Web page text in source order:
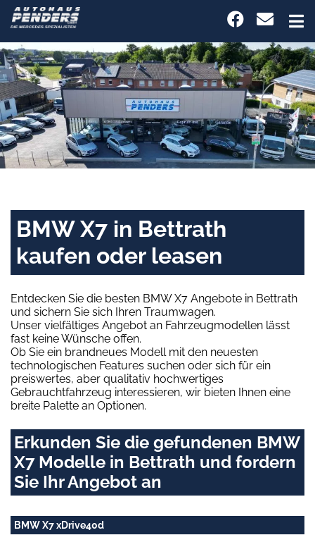
BMW X7 in Bettrath
kaufen oder leasen
Entdecken Sie die besten BMW X7 Angebote in Bettrath
und sichern Sie sich Ihren Traumwagen.
Unser vielfältiges Angebot an Fahrzeugmodellen lässt
fast keine Wünsche offen.
Ob Sie ein brandneues Modell mit den neuesten
technologischen Features suchen oder sich für ein
preiswertes, aber qualitativ hochwertiges
Gebrauchtfahrzeug interessieren, wir bieten Ihnen eine
breite Palette an Optionen.
Erkunden Sie die gefundenen BMW
X7 Modelle in Bettrath und fordern
Sie Ihr Angebot an
BMW X7 xDrive40d